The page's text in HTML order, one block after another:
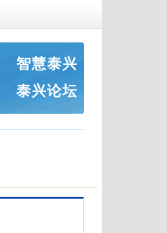
智慧泰兴
泰兴论坛